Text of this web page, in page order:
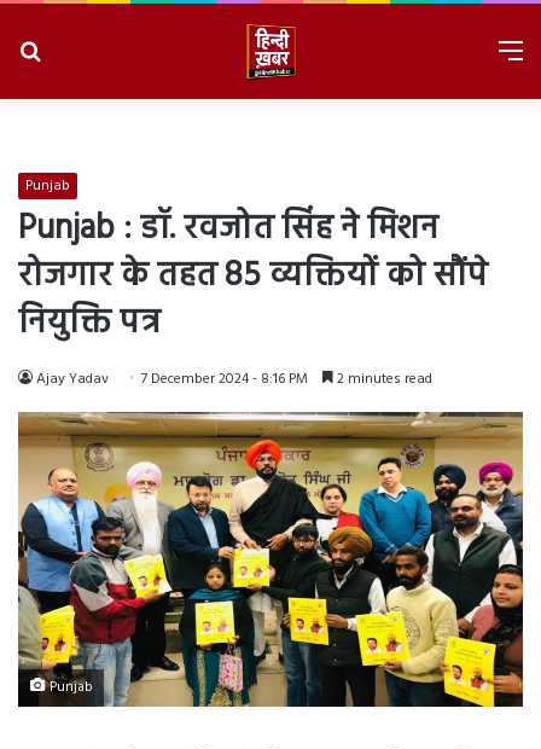
Punjab
Punjab : डॉ. रवजोत सिंह ने मिशन
रोजगार के तहत 85 व्यक्तियों को सौंपे
नियुक्ति पत्र
Ajay Yadav 7 December 2024 - 8:16 PM 2 minutes read
Punjab